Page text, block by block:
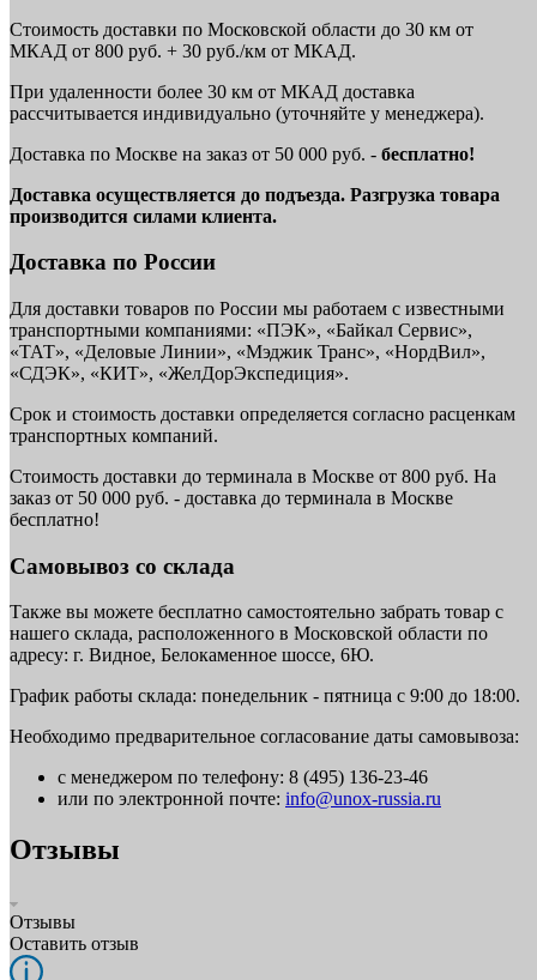
Стоимость доставки по Московской области до 30 км от
МКАД от 800 руб. + 30 руб./км от МКАД.
При удаленности более 30 км от МКАД доставка
рассчитывается индивидуально (уточняйте у менеджера).
Доставка по Москве на заказ от 50 000 руб. - бесплатно!
Доставка осуществляется до подъезда. Разгрузка товара
производится силами клиента.
Доставка по России
Для доставки товаров по России мы работаем с известными
транспортными компаниями: «ПЭК», «Байкал Сервис»,
«ТАТ», «Деловые Линии», «Мэджик Транс», «НордВил»,
«СДЭК», «КИТ», «ЖелДорЭкспедиция».
Срок и стоимость доставки определяется согласно расценкам
транспортных компаний.
Стоимость доставки до терминала в Москве от 800 руб. На
заказ от 50 000 руб. - доставка до терминала в Москве
бесплатно!
Самовывоз со склада
Также вы можете бесплатно самостоятельно забрать товар с
нашего склада, расположенного в Московской области по
адресу: г. Видное, Белокаменное шоссе, 6Ю.
График работы склада: понедельник - пятница с 9:00 до 18:00.
Необходимо предварительное согласование даты самовывоза:
с менеджером по телефону: 8 (495) 136-23-46
или по электронной почте: info@unox-russia.ru
Отзывы
Отзывы
Оставить отзыв